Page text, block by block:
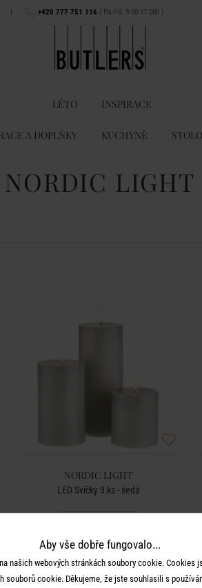
| +420 777 751 116 ( Po-Pá: 9:00-17:00h )
LÉTO INSPIRACE
A DOPLŇKY KUCHYNĚ
NORDIC LIGHT
NORDIC LIGHT
LED Svíčky 3 ks - šedá
Aby vše dobře fungovalo...
našich webových stránkách soubory cookie.
cookie. Děkujeme, že jste souhlasili s